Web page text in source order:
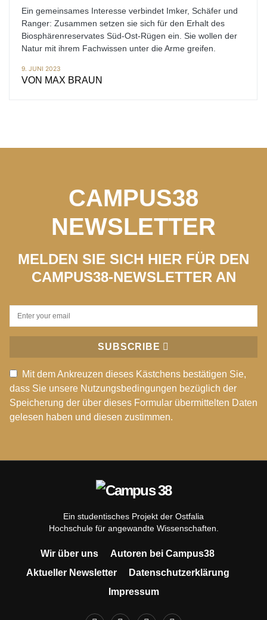
Ein gemeinsames Interesse verbindet Imker, Schäfer und
Ranger: Zusammen setzen sie sich für den Erhalt des
Biosphärenreservates Süd-Ost-Rügen ein. Sie wollen der
Natur mit ihrem Fachwissen unter die Arme greifen.
9. JUNI 2023
VON MAX BRAUN
CAMPUS38
NEWSLETTER
MELDEN SIE SICH HIER FÜR DEN
CAMPUS38-NEWSLETTER AN
SUBSCRIBE
Mit dem Ankreuzen dieses Kästchens bestätigen Sie,
dass Sie unsere Nutzungsbedingungen bezüglich der
Speicherung der über dieses Formular übermittelten Daten
gelesen haben und diesen zustimmen.
Ein studentisches Projekt der Ostfalia
Hochschule für angewandte Wissenschaften.
Wir über uns
Autoren bei Campus38
Aktueller Newsletter
Datenschutzerklärung
Impressum